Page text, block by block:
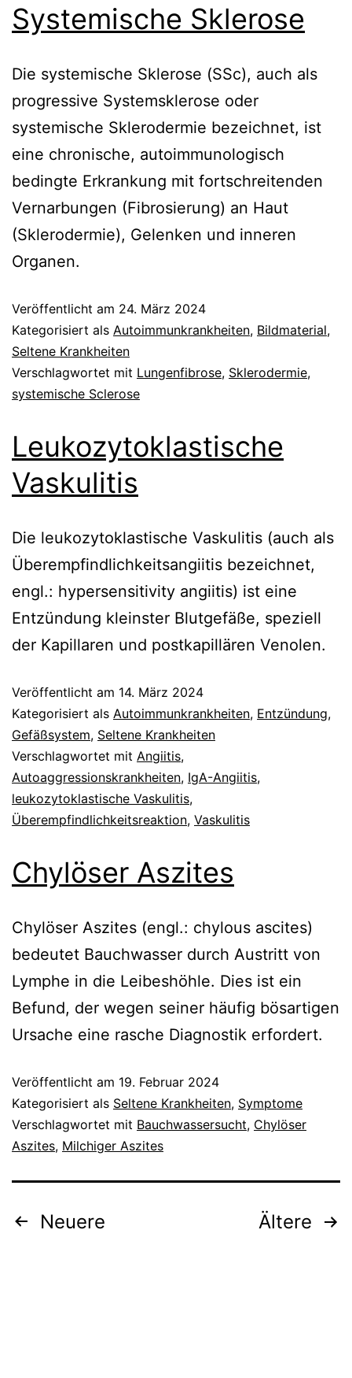
Systemische Sklerose
Die systemische Sklerose (SSc), auch als
progressive Systemsklerose oder
systemische Sklerodermie bezeichnet, ist
eine chronische, autoimmunologisch
bedingte Erkrankung mit fortschreitenden
Vernarbungen (Fibrosierung) an Haut
(Sklerodermie), Gelenken und inneren
Organen.
Veröffentlicht am 24. März 2024
Kategorisiert als Autoimmunkrankheiten, Bildmaterial,
Seltene Krankheiten
Verschlagwortet mit Lungenfibrose, Sklerodermie,
systemische Sclerose
Leukozytoklastische
Vaskulitis
Die leukozytoklastische Vaskulitis (auch als
Überempfindlichkeitsangiitis bezeichnet,
engl.: hypersensitivity angiitis) ist eine
Entzündung kleinster Blutgefäße, speziell
der Kapillaren und postkapillären Venolen.
Veröffentlicht am 14. März 2024
Kategorisiert als Autoimmunkrankheiten, Entzündung,
Gefäßsystem, Seltene Krankheiten
Verschlagwortet mit Angiitis,
Autoaggressionskrankheiten, IgA-Angiitis,
leukozytoklastische Vaskulitis,
Überempfindlichkeitsreaktion, Vaskulitis
Chylöser Aszites
Chylöser Aszites (engl.: chylous ascites)
bedeutet Bauchwasser durch Austritt von
Lymphe in die Leibeshöhle. Dies ist ein
Befund, der wegen seiner häufig bösartigen
Ursache eine rasche Diagnostik erfordert.
Veröffentlicht am 19. Februar 2024
Kategorisiert als Seltene Krankheiten, Symptome
Verschlagwortet mit Bauchwassersucht, Chylöser
Aszites, Milchiger Aszites
Seitennummerierung
Neuere Ältere